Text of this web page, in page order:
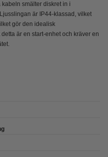
smälter diskret in i
är IP44-klassad, vilket
gör den idealisk
är en start-enhet och kräver en